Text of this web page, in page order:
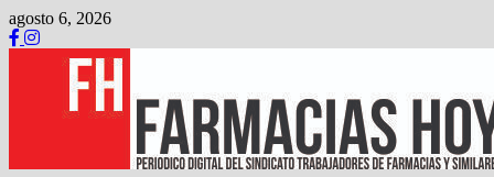
Saltar
al
contenido
agosto 6, 2026